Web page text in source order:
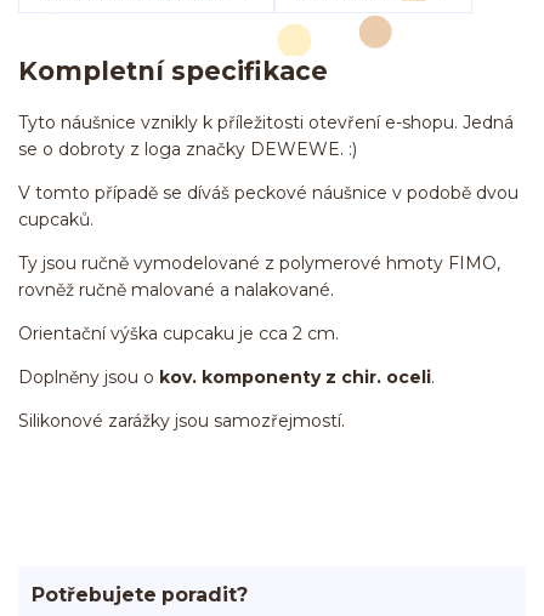
Kompletní specifikace
Tyto náušnice vznikly k příležitosti otevření e-shopu. Jedná
se o dobroty z loga značky DEWEWE. :)
V tomto případě se díváš peckové náušnice v podobě dvou
cupcaků.
Ty jsou ručně vymodelované z polymerové hmoty FIMO,
rovněž ručně malované a nalakované.
Orientační výška cupcaku je cca 2 cm.
Doplněny jsou o kov. komponenty z chir. oceli.
Silikonové zarážky jsou samozřejmostí.
Potřebujete poradit?